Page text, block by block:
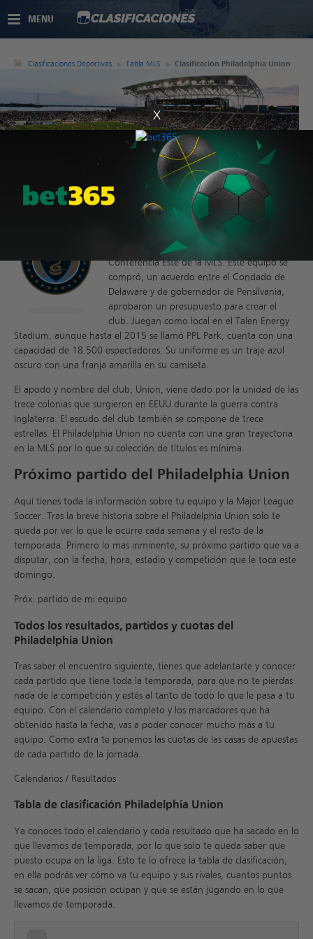
MENU
Clasificaciones Deportivas Tabla MLS Clasificación Philadelphia Union
Clasificación Philadelphia Union
Es un club del suburbio de Chester, en el
estado de Pensilvania. El Philadelphia Union
se fundó en el 2008, participando en la
Conferencia Este de la MLS. Este equipo se
compró, un acuerdo entre el Condado de
Delaware y de gobernador de Pensilvania,
aprobaron un presupuesto para crear el
club. Juegan como local en el Talen Energy
Stadium, aunque hasta el 2015 se llamó PPL Park, cuenta con una
capacidad de 18.500 espectadores. Su uniforme es un traje azul
oscuro con una franja amarilla en su camiseta.
El apodo y nombre del club, Union, viene dado por la unidad de las
trece colonias que surgieron en EEUU durante la guerra contra
Inglaterra. El escudo del club también se compone de trece
estrellas. El Philadelphia Union no cuenta con una gran trayectoria
en la MLS por lo que su colección de títulos es mínima.
Próximo partido del Philadelphia Union
Aquí tienes toda la información sobre tu equipo y la Major League
Soccer. Tras la breve historia sobre el Philadelphia Union solo te
queda por ver lo que le ocurre cada semana y el resto de la
temporada. Primero lo mas inminente, su próximo partido que va a
disputar, con la fecha, hora, estadio y competición que le toca este
domingo.
Próx. partido de mi equipo
Todos los resultados, partidos y cuotas del
Philadelphia Union
Tras saber el encuentro siguiente, tienes que adelantarte y conocer
cada partido que tiene toda la temporada, para que no te pierdas
nada de la competición y estés al tanto de todo lo que le pasa a tu
equipo. Con el calendario completo y los marcadores que ha
obtenido hasta la fecha, vas a poder conocer mucho más a tu
equipo. Como extra te ponemos las cuotas de las casas de apuestas
de cada partido de la jornada.
Calendarios / Resultados
Tabla de clasificación Philadelphia Union
Ya conoces todo el calendario y cada resultado que ha sacado en lo
que llevamos de temporada, por lo que solo te queda saber que
puesto ocupa en la liga. Esto te lo ofrece la tabla de clasificación,
en ella podrás ver cómo va tu equipo y sus rivales, cuantos puntos
se sacan, que posición ocupan y que se están jugando en lo que
llevamos de temporada.
X